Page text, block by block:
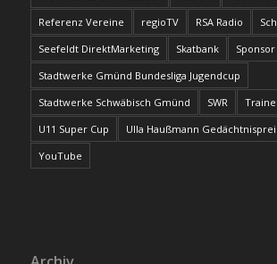
Referenz Vereine
regioTV RSA Radio
Seefeldt DirektMarketing
Skatbank Sponsor
Stadtwerke Gmünd Bundesliga Jugendcup
Stadtwerke Schwäbisch Gmünd
SWR
U11 Super Cup
Ulla Haußmann
YouTube